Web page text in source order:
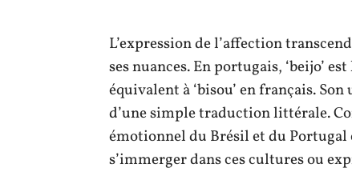
L’expression de l’affection
ses nuances. En portugais, ‘beijo’
équivalent à ‘bisou’ en français.
d’une simple traduction littérale.
émotionnel du Brésil et du
s’immerger dans ces cultures ou